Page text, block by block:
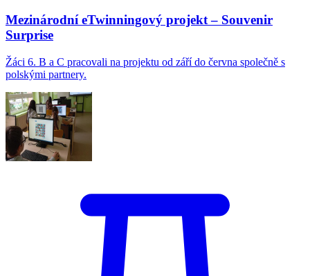
Mezinárodní eTwinningový projekt – Souvenir
Surprise
Žáci 6. B a C pracovali na projektu od září do června společně s
polskými partnery.